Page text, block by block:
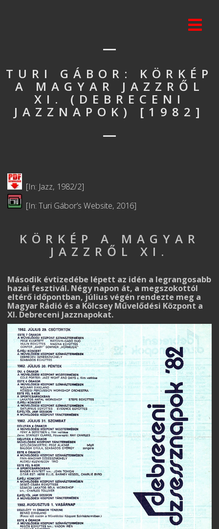
TURI GÁBOR: KÖRKÉP
A MAGYAR JAZZRŐL
XI. (DEBRECENI
JAZZNAPOK) [1982]
[In: Jazz, 1982/2]
[In: Turi Gábor’s Website, 2016]
KÖRKÉP A MAGYAR
JAZZRŐL XI.
Második évtizedébe lépett az idén a legrangosabb
hazai fesztivál. Négy napon át, a meg­szo­kottól
eltérő időpontban, július végén rendezte meg a
Magyar Rádió és a Kölcsey Művelődési Központ a
XI. Debreceni Jazznapokat.